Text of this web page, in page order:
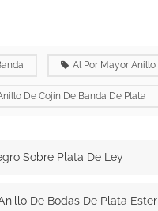
Al Por Mayor
De Cojín De Banda De Plata
Sobre Plata De Ley
De Bodas De Plata